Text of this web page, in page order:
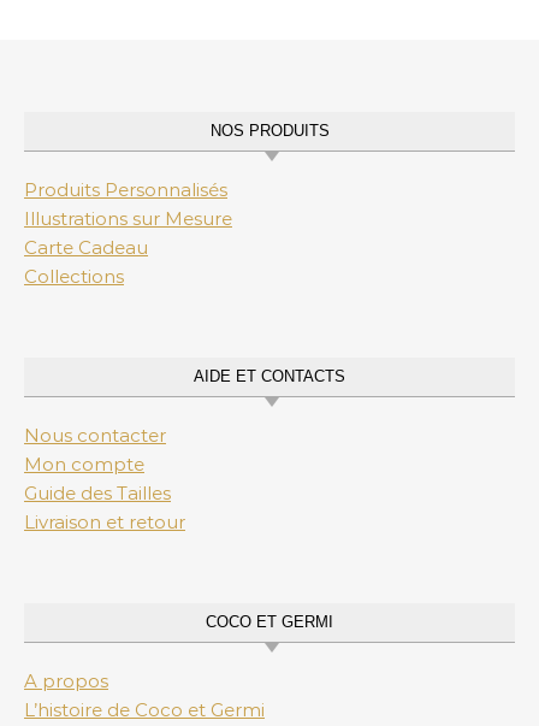
NOS PRODUITS
Produits Personnalisés
Illustrations sur Mesure
Carte Cadeau
Collections
AIDE ET CONTACTS
Nous contacter
Mon compte
Guide des Tailles
Livraison et retour
COCO ET GERMI
A propos
L’histoire de Coco et Germi